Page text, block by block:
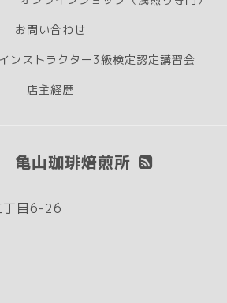
お問い合わせ
ンストラクター3級検定認定講習会
店主経歴
亀山珈琲焙煎所
丁目6-26